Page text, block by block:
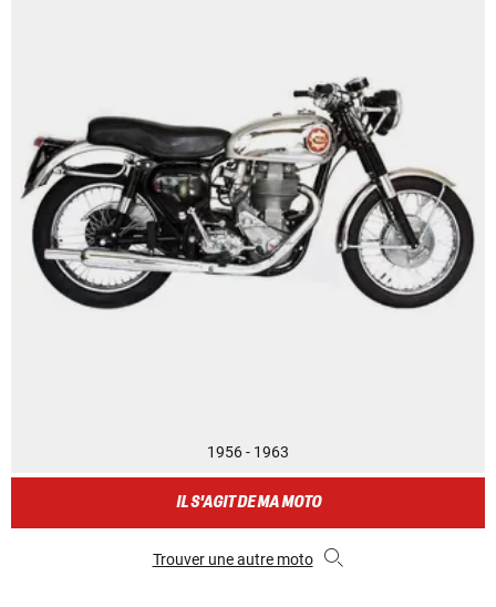
1956 - 1963
IL S'AGIT DE MA MOTO
Trouver une autre moto